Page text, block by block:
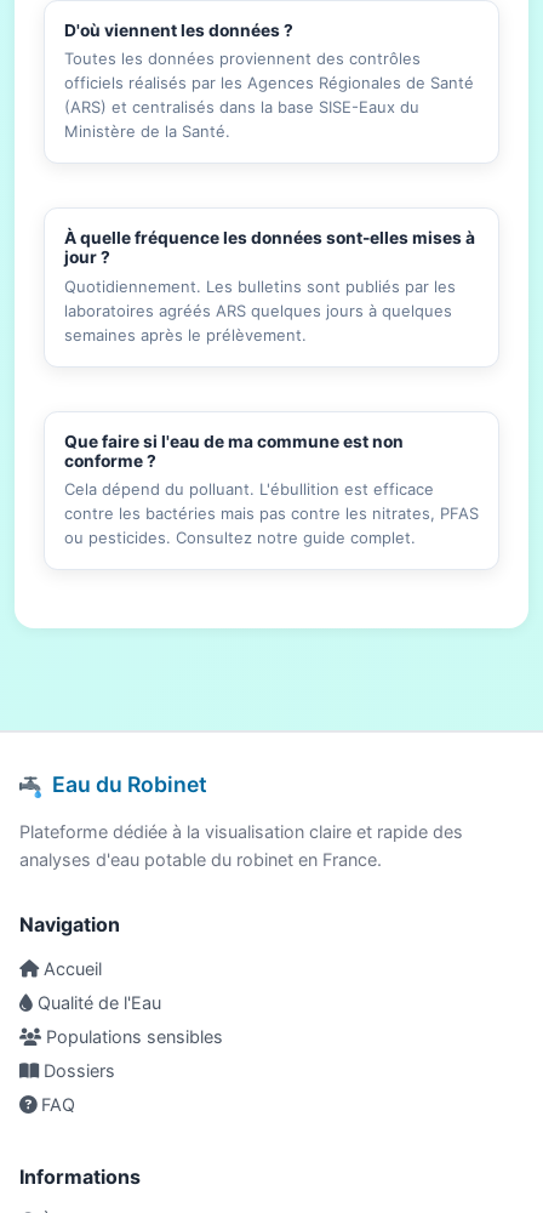
D'où viennent les données ?
Toutes les données proviennent des contrôles
officiels réalisés par les Agences Régionales de Santé
(ARS) et centralisés dans la base SISE-Eaux du
Ministère de la Santé.
À quelle fréquence les données sont-elles mises à
jour ?
Quotidiennement. Les bulletins sont publiés par les
laboratoires agréés ARS quelques jours à quelques
semaines après le prélèvement.
Que faire si l'eau de ma commune est non
conforme ?
Cela dépend du polluant. L'ébullition est efficace
contre les bactéries mais pas contre les nitrates, PFAS
ou pesticides. Consultez notre guide complet.
Eau du Robinet
Plateforme dédiée à la visualisation claire et rapide des
analyses d'eau potable du robinet en France.
Navigation
Accueil
Qualité de l'Eau
Populations sensibles
Dossiers
FAQ
Informations